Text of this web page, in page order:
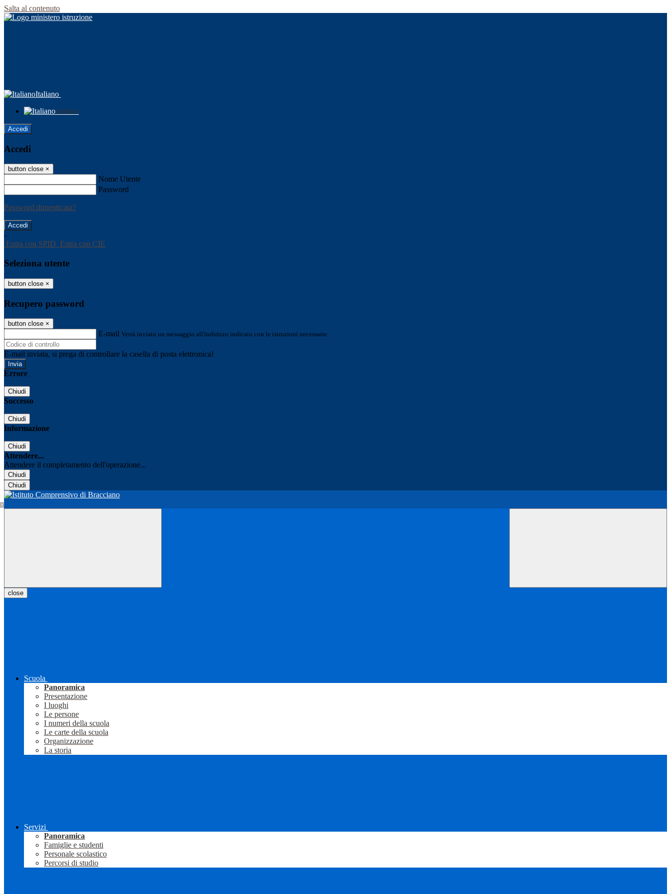
Salta al contenuto
Italiano
Italiano
Accedi
Accedi
button close ×
Nome Utente
Password
Password dimenticata?
-
Entra con SPID Entra con CIE
Seleziona utente
button close ×
Recupero password
button close ×
E-mail Verrà inviato un messaggio all'indirizzo indicato con le istruzioni necessarie.
E-mail inviata, si prega di controllare la casella di posta elettronica!
Errore
Chiudi
Successo
Chiudi
Informazione
Chiudi
Attendere...
Attendere il completamento dell'operazione...
Chiudi
Chiudi
close
Scuola
Panoramica
Presentazione
I luoghi
Le persone
I numeri della scuola
Le carte della scuola
Organizzazione
La storia
Servizi
Panoramica
Famiglie e studenti
Personale scolastico
Percorsi di studio